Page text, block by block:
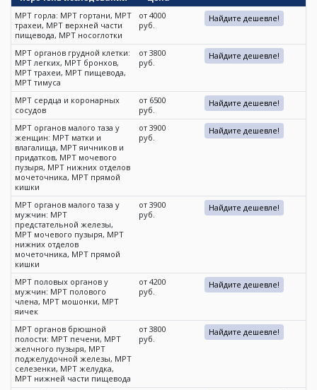
МРТ горла: МРТ гортани, МРТ
трахеи, МРТ верхней части
пищевода, МРТ носоглотки
от 4000
руб.
Найдите дешевле!
МРТ органов грудной клетки:
МРТ легких, МРТ бронхов,
МРТ трахеи, МРТ пищевода,
МРТ тимуса
от 3800
руб.
Найдите дешевле!
МРТ сердца и коронарных
сосудов
от 6500
руб.
Найдите дешевле!
МРТ органов малого таза у
женщин: МРТ матки и
влагалища, МРТ яичников и
придатков, МРТ мочевого
пузыря, МРТ нижних отделов
мочеточника, МРТ прямой
кишки
от 3900
руб.
Найдите дешевле!
МРТ органов малого таза у
мужчин: МРТ
предстательной железы,
МРТ мочевого пузыря, МРТ
нижних отделов
мочеточника, МРТ прямой
кишки
от 3900
руб.
Найдите дешевле!
МРТ половых органов у
мужчин: МРТ полового
члена, МРТ мошонки, МРТ
яичек
от 4200
руб.
Найдите дешевле!
МРТ органов брюшной
полости: МРТ печени, МРТ
желчного пузыря, МРТ
поджелудочной железы, МРТ
селезенки, МРТ желудка,
МРТ нижней части пищевода
от 3800
руб.
Найдите дешевле!